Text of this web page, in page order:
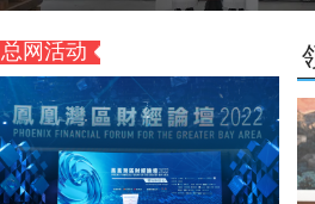
总网活动